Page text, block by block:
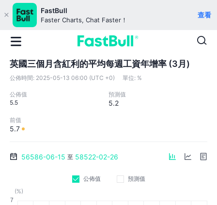
FastBull
Faster Charts, Chat Faster！
查看
英國三個月含紅利的平均每週工資年增率 (3月)
公佈時間: 2025-05-13 06:00 (UTC +0) 單位: %
公佈值
5.5
預測值
5.2
前值
5.7
56586-06-15 至 58522-02-26
公佈值
預測值
(%)